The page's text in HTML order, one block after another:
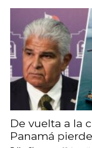
De vuelta a la
Panamá